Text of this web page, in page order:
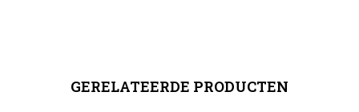
GERELATEERDE PRODUCTEN